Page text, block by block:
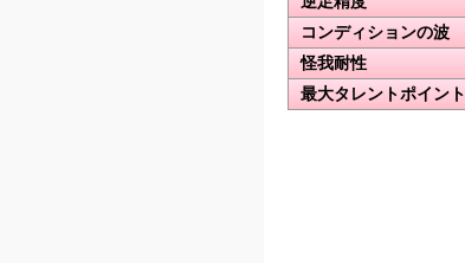
コンディションの波
怪我耐性
最大タレントポイント